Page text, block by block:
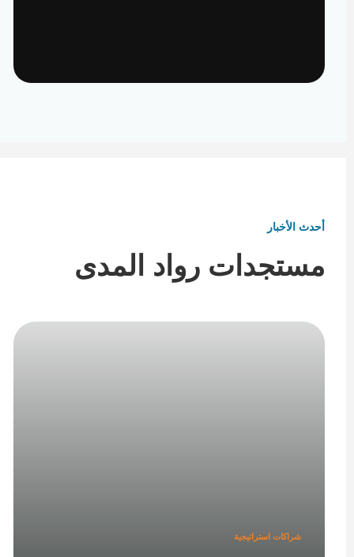
أحدث الأخبار
مستجدات رواد المدى
شراكات استراتيجية